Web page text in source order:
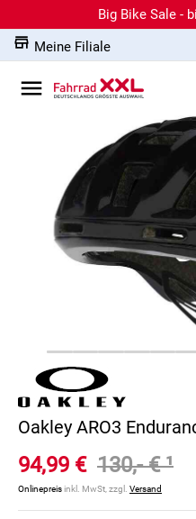
Big Bike Sale -
Meine Filiale
Oakley ARO3
94,99 € 130,- €¹
Onlinepreisinkl. MwSt, zzgl. Versand